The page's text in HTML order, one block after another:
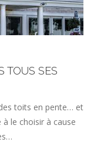
TOUS SES
toits en pente… et
à le choisir à cause